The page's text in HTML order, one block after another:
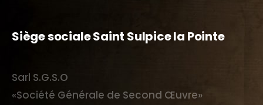
Siège sociale Saint Sulpice la Pointe
Sarl S.G.S.O
«Société Générale de Second Œuvre»
FORMULAIRE DE CONTACT